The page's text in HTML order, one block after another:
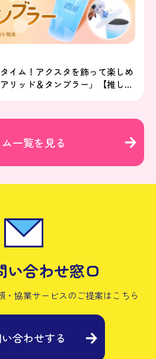
イム！アクスタを飾って楽しめ
リッド＆タンブラー」【推し研
一覧を見る
い合わせ窓口
・協業サービスのご提案はこちら
合わせする